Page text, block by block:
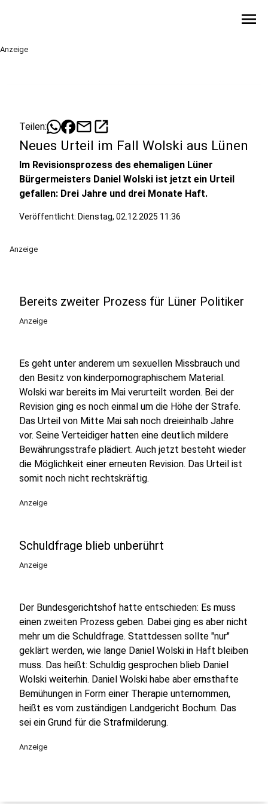
menu
Anzeige
Teilen: mailopen_in_new
Neues Urteil im Fall Wolski aus Lünen
Im Revisionsprozess des ehemaligen Lüner
Bürgermeisters Daniel Wolski ist jetzt ein Urteil
gefallen: Drei Jahre und drei Monate Haft.
Veröffentlicht: Dienstag, 02.12.2025 11:36
Anzeige
Bereits zweiter Prozess für Lüner Politiker
Anzeige
Es geht unter anderem um sexuellen Missbrauch und
den Besitz von kinderpornographischem Material.
Wolski war bereits im Mai verurteilt worden. Bei der
Revision ging es noch einmal um die Höhe der Strafe.
Das Urteil von Mitte Mai sah noch dreieinhalb Jahre
vor. Seine Verteidiger hatten eine deutlich mildere
Bewährungsstrafe plädiert. Auch jetzt besteht wieder
die Möglichkeit einer erneuten Revision. Das Urteil ist
somit noch nicht rechtskräftig.
Anzeige
Schuldfrage blieb unberührt
Anzeige
Der Bundesgerichtshof hatte entschieden: Es muss
einen zweiten Prozess geben. Dabei ging es aber nicht
mehr um die Schuldfrage. Stattdessen sollte "nur"
geklärt werden, wie lange Daniel Wolski in Haft bleiben
muss. Das heißt: Schuldig gesprochen blieb Daniel
Wolski weiterhin. Daniel Wolski habe aber ernsthafte
Bemühungen in Form einer Therapie unternommen,
heißt es vom zuständigen Landgericht Bochum. Das
sei ein Grund für die Strafmilderung.
Anzeige